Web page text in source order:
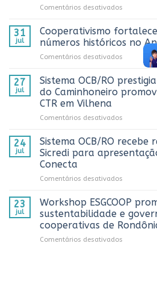
Comentários desativados
OCB/RO
3º
Rondônia
e
reconhece
de
31
jul
Cooperativismo
números históricos no
Comentários desativados
fortalece
Rondônia
e
no
27
jul
Sistema OCB/RO
do Caminhoneiro
CTR em Vilhena
Comentários desativados
OCB/RO
prestigia
promovida
pela
24
jul
Sistema OCB/RO recebe
Sicredi para
Conecta
Comentários desativados
OCB/RO
recebe
do
23
jul
Workshop ESGCOOP
sustentabilidade e
cooperativas de
Comentários desativados